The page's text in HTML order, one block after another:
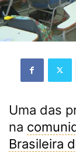
Uma das
na
Brasileira